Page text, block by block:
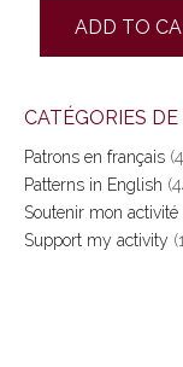
ADD TO
CATÉGORIES
Patrons en français
Patterns in English
Soutenir mon activité
Support my activity